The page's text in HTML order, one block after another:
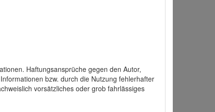
Haftungsansprüche gegen den Autor,
bzw. durch die Nutzung fehlerhafter
vorsätzliches oder grob fahrlässiges